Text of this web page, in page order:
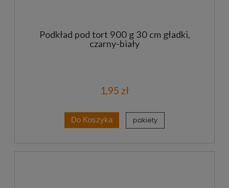
Podkład pod tort 900 g 30 cm gładki,
czarny-biały
1,95 zł
Do Koszyka pakiety